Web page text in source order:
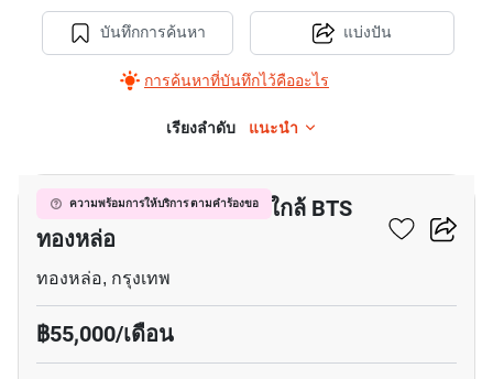
บันทึกการค้นหา
การค้นหาที่บันทึกไว้คืออะไร
แบ่งปัน
เรียงลำดับ แนะนำ
ความพร้อมการให้บริการ ตามคำร้องขอ
อพาร์ทเมนต์ 2-ห้องนอน ใกล้ BTS
ทองหล่อ
ทองหล่อ, กรุงเทพ
฿55,000/เดือน